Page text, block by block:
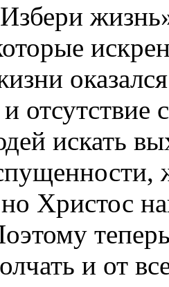
искать
Христос
и от